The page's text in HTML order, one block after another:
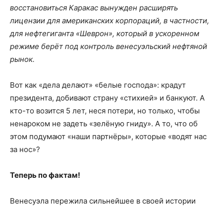
восстановиться Каракас вынужден расширять
лицензии для американских корпораций, в частности,
для нефтегиганта «Шеврон», который в ускоренном
режиме берёт под контроль венесуэльский нефтяной
рынок.
Вот как «дела делают» «белые господа»: крадут
президента, добивают страну «стихией» и банкуют. А
кто-то возится 5 лет, неся потери, но только, чтобы
ненароком не задеть «зелёную гниду». А то, что об
этом подумают «наши партнёры», которые «водят нас
за нос»?
Теперь по фактам!
Венесуэла пережила сильнейшее в своей истории